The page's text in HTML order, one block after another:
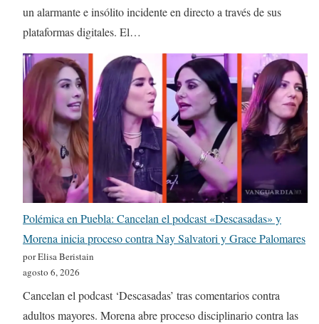
un alarmante e insólito incidente en directo a través de sus
plataformas digitales. El…
Polémica en Puebla: Cancelan el podcast «Descasadas» y
Morena inicia proceso contra Nay Salvatori y Grace Palomares
por Elisa Beristain
agosto 6, 2026
Cancelan el podcast ‘Descasadas’ tras comentarios contra
adultos mayores. Morena abre proceso disciplinario contra las